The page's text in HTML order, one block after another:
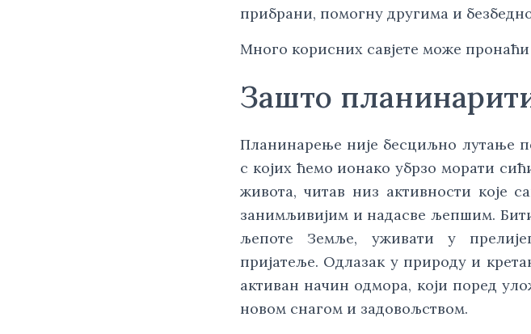
прибрани, помогну другима и
Много корисних савјете може пронаћи
Зашто
Планинарење није бесциљно лутање
с којих ћемо ионако убрзо морати
живота, читав низ активности које
занимљивијим и надасве љепшим.
љепоте Земље, уживати у
пријатеље. Одлазак у природу и
активан начин одмора, који поред
новом снагом и задовољством.